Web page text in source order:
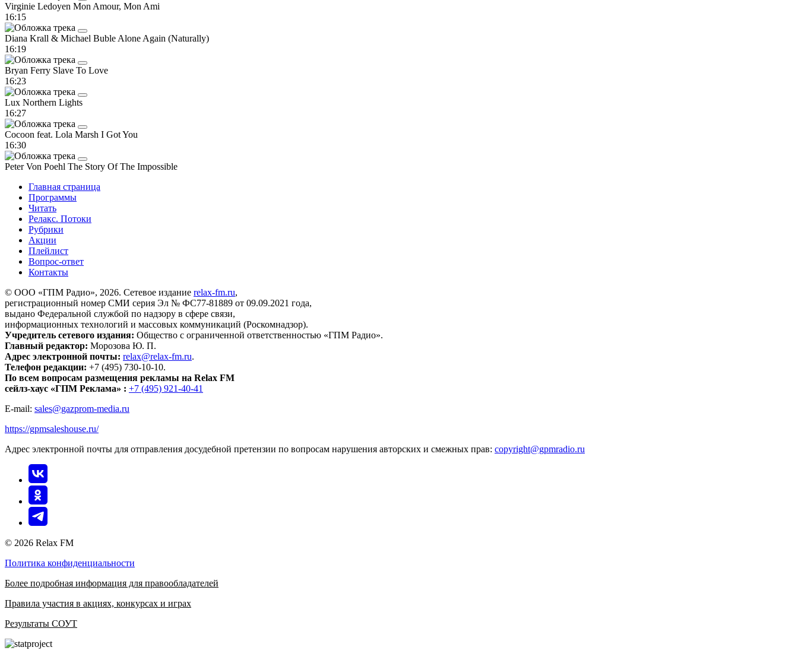
Virginie Ledoyen Mon Amour, Mon Ami
16:15
Diana Krall & Michael Buble Alone Again (Naturally)
16:19
Bryan Ferry Slave To Love
16:23
Lux Northern Lights
16:27
Cocoon feat. Lola Marsh I Got You
16:30
Peter Von Poehl The Story Of The Impossible
Главная страница
Программы
Читать
Релакс. Потоки
Рубрики
Акции
Плейлист
Вопрос-ответ
Контакты
© ООО «ГПМ Радио», 2026. Сетевое издание relax-fm.ru,
регистрационный номер СМИ серия Эл № ФС77-81889 от 09.09.2021 года,
выдано Федеральной службой по надзору в сфере связи,
информационных технологий и массовых коммуникаций (Роскомнадзор).
Учредитель сетевого издания: Общество с ограниченной ответственностью «ГПМ Радио».
Главный редактор: Морозова Ю. П.
Адрес электронной почты: relax@relax-fm.ru.
Телефон редакции: +7 (495) 730-10-10.
По всем вопросам размещения рекламы на Relax FM
сейлз-хаус «ГПМ Реклама» : +7 (495) 921-40-41
E-mail: sales@gazprom-media.ru
https://gpmsaleshouse.ru/
Адрес электронной почты для отправления досудебной претензии по вопросам нарушения авторских и смежных прав: copyright@gpmradio.ru
© 2026 Relax FM
Политика конфиденциальности
Более подробная информация для правообладателей
Правила участия в акциях, конкурсах и играх
Результаты СОУТ